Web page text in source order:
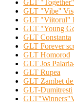
GLT
GLT "Vibe''
GLT "Viitorul"
GLT "Young
GLT Constanta
GLT Forever
GLT Homorod
GLT Jos
GLT Rupea
GLT Zambet
GLT-Dumitresti